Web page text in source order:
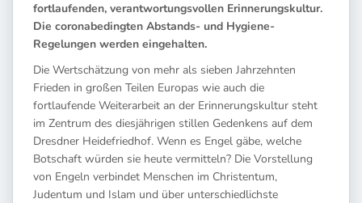
fortlaufenden, verantwortungsvollen Erinnerungskultur.
Die coronabedingten Abstands- und Hygiene-
Regelungen werden eingehalten.
Die Wertschätzung von mehr als sieben Jahrzehnten
Frieden in großen Teilen Europas wie auch die
fortlaufende Weiterarbeit an der Erinnerungskultur steht
im Zentrum des diesjährigen stillen Gedenkens auf dem
Dresdner Heidefriedhof. Wenn es Engel gäbe, welche
Botschaft würden sie heute vermitteln? Die Vorstellung
von Engeln verbindet Menschen im Christentum,
Judentum und Islam und über unterschiedlichste